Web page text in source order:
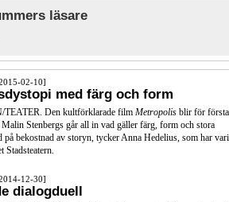
läsare
02-10]
med färg och form
TEATER. Den kultförklarade film Metropolis blir för första
Malin Stenbergs går all in vad gäller färg, form och stora
på bekostnad av storyn, tycker Anna Hedelius, som har
Stadsteatern.
12-30]
dialogduell